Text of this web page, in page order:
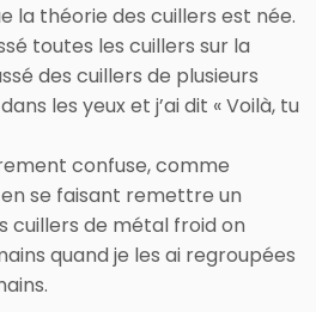
la théorie des cuillers est née.
toutes les cuillers sur la
des cuillers de plusieurs
les yeux et j’ai dit « Voilà, tu
confuse, comme
se faisant remettre un
cuillers de métal froid on
quand je les ai regroupées